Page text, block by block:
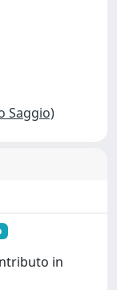
Saggio)
in